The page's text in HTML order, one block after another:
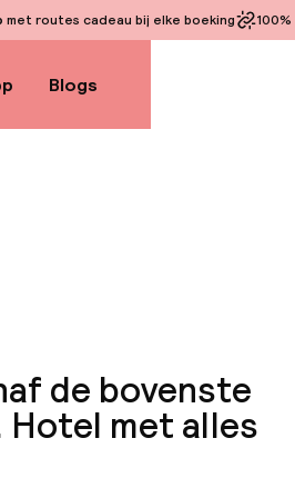
met routes cadeau bij elke boeking 100%
Blogs
de bovenste
Hotel met alles